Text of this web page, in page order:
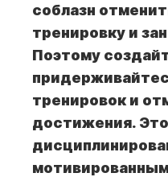
соблазн
тренировку и
Поэтому
тренировок и
достижения.